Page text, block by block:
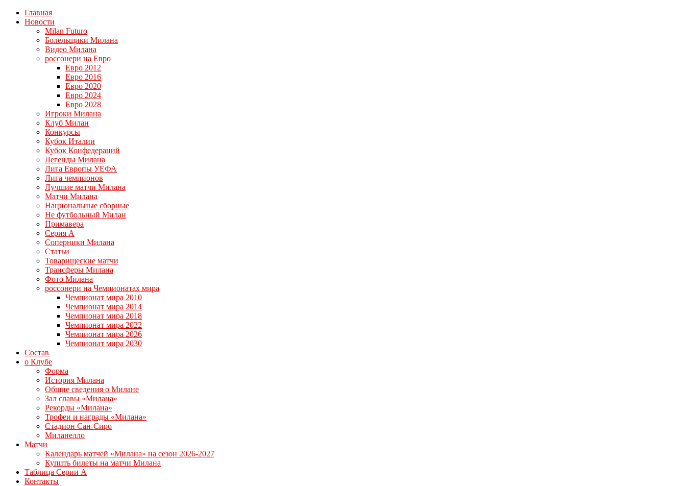
Главная
Новости
Milan Futuro
Болельщики Милана
Видео Милана
россонери на Евро
Евро 2012
Евро 2016
Евро 2020
Евро 2024
Евро 2028
Игроки Милана
Клуб Милан
Конкурсы
Кубок Италии
Кубок Конфедераций
Легенды Милана
Лига Европы УЕФА
Лига чемпионов
Лучшие матчи Милана
Матчи Милана
Национальные сборные
Не футбольный Милан
Примавера
Серия А
Соперники Милана
Статьи
Товарищеские матчи
Трансферы Милана
Фото Милана
россонери на Чемпионатах мира
Чемпионат мира 2010
Чемпионат мира 2014
Чемпионат мира 2018
Чемпионат мира 2022
Чемпионат мира 2026
Чемпионат мира 2030
Состав
о Клубе
Форма
История Милана
Общие сведения о Милане
Зал славы «Милана»
Рекорды «Милана»
Трофеи и награды «Милана»
Стадион Сан-Сиро
Миланелло
Матчи
Календарь матчей «Милана» на сезон 2026-2027
Купить билеты на матчи Милана
Таблица Серии А
Контакты